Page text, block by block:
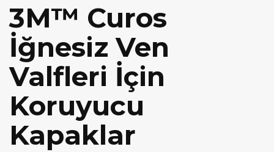
3M™ Curos
İğnesiz Ven
Valfleri İçin
Koruyucu
Kapaklar